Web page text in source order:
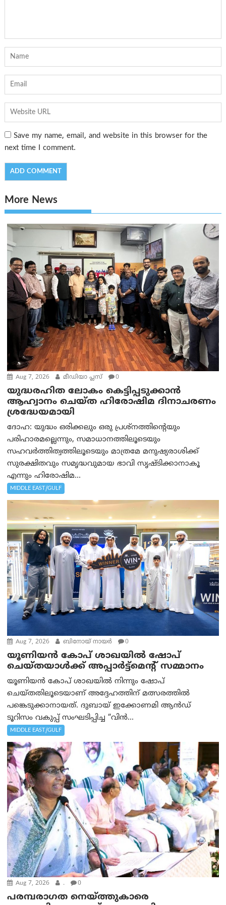
Save my name, email, and website in this browser for the
next time I comment.
More News
Aug 7, 2026 മീഡിയാ പ്ലസ് 0
യുദ്ധരഹിത ലോകം കെട്ടിപ്പടുക്കാന്‍
ആഹ്വാനം ചെയ്ത ഹിരോഷിമ ദിനാചരണം
ശ്രദ്ധേയമായി
ദോഹ: യുദ്ധം ഒരിക്കലും ഒരു പ്രശ്‌നത്തിന്റെയും
പരിഹാരമല്ലെന്നും, സമാധാനത്തിലൂടെയും
സഹവര്‍ത്തിത്വത്തിലൂടെയും മാത്രമേ മനുഷ്യരാശിക്ക്
സുരക്ഷിതവും സമൃദ്ധവുമായ ഭാവി സൃഷ്ടിക്കാനാകൂ
എന്നും ഹിരോഷിമ...
MIDDLE EAST/GULF
Aug 7, 2026 ബിനോയ് നായര്‍ 0
യൂണിയൻ കോപ് ശാഖയിൽ ഷോപ്
ചെയ്തയാൾക്ക് അപ്പാർട്ട്മെന്റ് സമ്മാനം
യൂണിയൻ കോപ് ശാഖയിൽ നിന്നും ഷോപ്
ചെയ്തതിലൂടെയാണ് അദ്ദേഹത്തിന് മത്സരത്തിൽ
പങ്കെടുക്കാനായത്. ദുബായ് ഇക്കോണമി ആൻഡ്
ടൂറിസം വകുപ്പ് സംഘടിപ്പിച്ച “വിൻ...
MIDDLE EAST/GULF
Aug 7, 2026 . 0
പരമ്പരാഗത നെയ്ത്തുകാരെ